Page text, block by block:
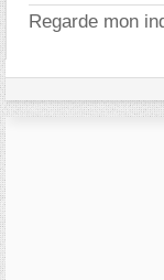
Regarde mon